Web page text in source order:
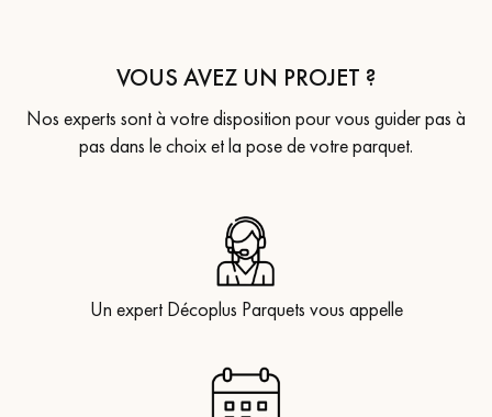
VOUS AVEZ UN PROJET ?
Nos experts sont à votre disposition pour vous guider pas à
pas dans le choix et la pose de votre parquet.
Un expert Décoplus Parquets vous appelle